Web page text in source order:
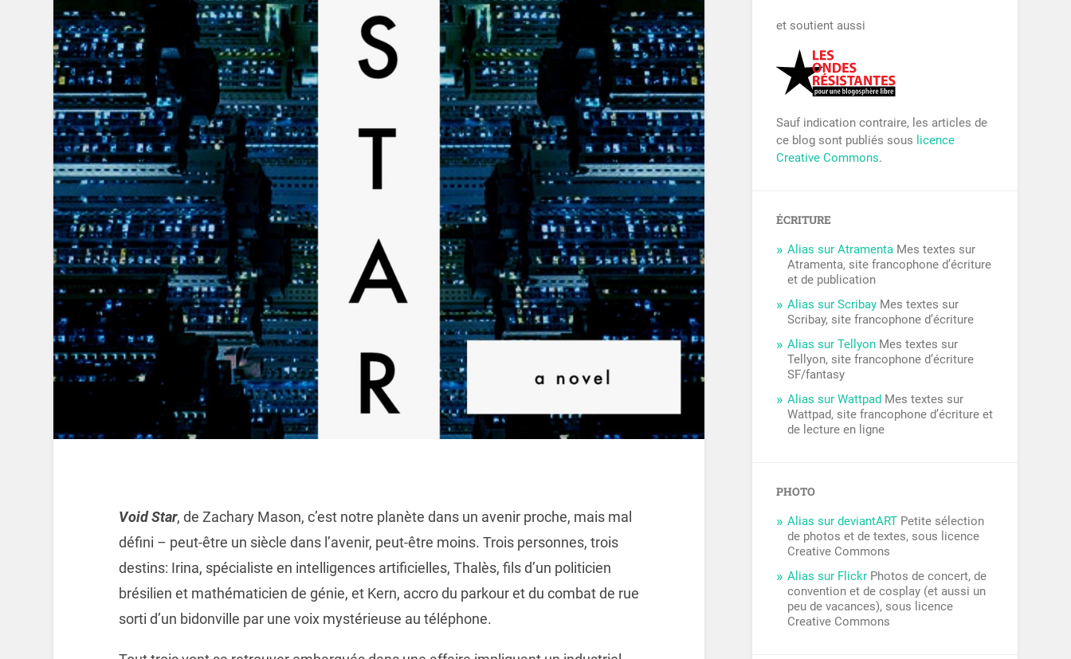
Void Star, de Zachary Mason, c’est notre planète dans un avenir proche, mais mal
défini – peut-être un siècle dans l’avenir, peut-être moins. Trois personnes, trois
destins: Irina, spécialiste en intelligences artificielles, Thalès, fils d’un politicien
brésilien et mathématicien de génie, et Kern, accro du parkour et du combat de rue
sorti d’un bidonville par une voix mystérieuse au téléphone.
et soutient aussi
Sauf indication contraire, les articles de
ce blog sont publiés sous licence
Creative Commons.
ÉCRITURE
Alias sur Atramenta Mes textes sur
Atramenta, site francophone d’écriture
et de publication
Alias sur Scribay Mes textes sur
Scribay, site francophone d’écriture
Alias sur Tellyon Mes textes sur
Tellyon, site francophone d’écriture
SF/fantasy
Alias sur Wattpad Mes textes sur
Wattpad, site francophone d’écriture et
de lecture en ligne
PHOTO
Alias sur deviantART Petite sélection
de photos et de textes, sous licence
Creative Commons
Alias sur Flickr Photos de concert, de
convention et de cosplay (et aussi un
peu de vacances), sous licence
Creative Commons